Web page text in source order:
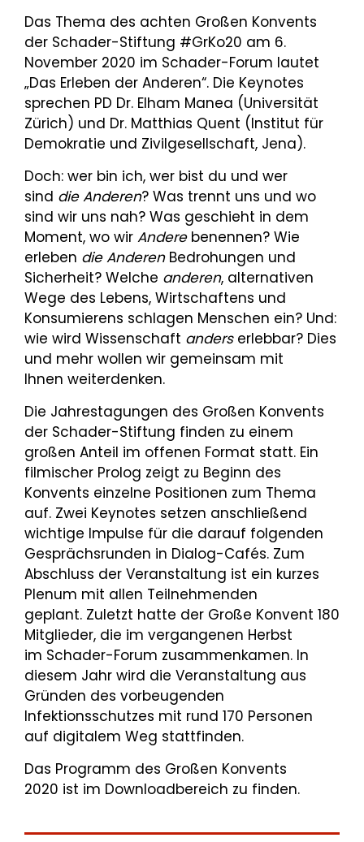
Das Thema des achten Großen Konvents
der Schader-Stiftung #GrKo20 am 6.
November 2020 im Schader-Forum lautet
„Das Erleben der Anderen“. Die Keynotes
sprechen PD Dr. Elham Manea (Universität
Zürich) und Dr. Matthias Quent (Institut für
Demokratie und Zivilgesellschaft, Jena).
Doch: wer bin ich, wer bist du und wer
sind die Anderen? Was trennt uns und wo
sind wir uns nah? Was geschieht in dem
Moment, wo wir Anderebenennen? Wie
erleben die AnderenBedrohungen und
Sicherheit? Welche anderen, alternativen
Wege des Lebens, Wirtschaftens und
Konsumierens schlagen Menschen ein? Und:
wie wird Wissenschaft anderserlebbar? Dies
und mehr wollen wir gemeinsam mit
Ihnen weiterdenken.
Die Jahrestagungen des Großen Konvents
der Schader-Stiftung finden zu einem
großen Anteil im offenen Format statt. Ein
filmischer Prolog zeigt zu Beginn des
Konvents einzelne Positionen zum Thema
auf. Zwei Keynotes setzen anschließend
wichtige Impulse für die darauf folgenden
Gesprächsrunden in Dialog-Cafés. Zum
Abschluss der Veranstaltung ist ein kurzes
Plenum mit allen Teilnehmenden
geplant. Zuletzt hatte der Große Konvent 180
Mitglieder, die im vergangenen Herbst
im Schader-Forum zusammenkamen. In
diesem Jahr wird die Veranstaltung aus
Gründen des vorbeugenden
Infektionsschutzes mit rund 170 Personen
auf digitalem Weg stattfinden.
Das Programm des Großen Konvents
2020 ist im Downloadbereich zu finden.